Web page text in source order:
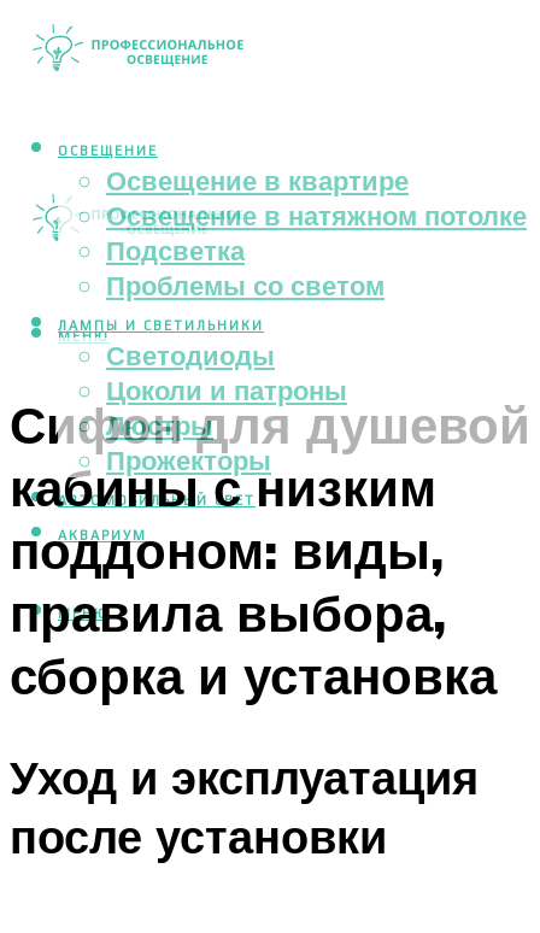
ОСВЕЩЕНИЕ
Освещение в квартире
Освещение в натяжном потолке
Подсветка
Проблемы со светом
ЛАМПЫ И СВЕТИЛЬНИКИ
Светодиоды
Цоколи и патроны
Люстры
Прожекторы
АВТОМОБИЛЬНЫЙ СВЕТ
АКВАРИУМ
МЕНЮ
МЕНЮ
Сифон для душевой
кабины с низким
поддоном: виды,
правила выбора,
сборка и установка
Уход и эксплуатация
после установки